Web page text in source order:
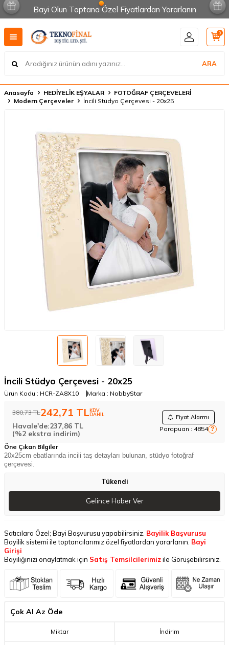
Bayi Olun Toptana Özel Fiyatlardan Yararlanın
ARA
0
Anasayfa HEDİYELİK EŞYALAR
FOTOĞRAF ÇERÇEVELERİ
Modern Çerçeveler
İncili Stüdyo Çerçevesi - 20x25
İncili Stüdyo Çerçevesi - 20x25
Ürün Kodu : HCR-ZA8X10 Marka : NobbyStar
380,73TL242,71 TLKDV
DAHİL Fiyat Alarmı
Parapuan : 4854 ?
Havale'de:237,86 TL
(%2 ekstra indirim)
Öne Çıkan Bilgiler
20x25cm ebatlarında incili taş detayları bulunan, stüdyo fotoğraf
çerçevesi.
Tükendi
Gelince Haber Ver
Satıcılara Özel; Bayi Başvurusu yapabilirsiniz. Bayilik Başvurusu
Bayilik sistemi ile toptancılarımız özel fiyatlardan yararlanın. Bayi
Girişi
Bayiliğinizi onaylatmak için Satış Temsilcilerimizile Görüşebilirsiniz.
Çok Al Az Öde
Miktar İndirim